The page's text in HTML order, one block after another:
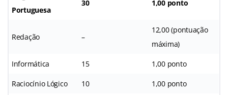
Portuguesa
30 1,00 ponto
Redação –
12,00 (pontuação
máxima)
Informática 15 1,00 ponto
Raciocínio Lógico 10 1,00 ponto